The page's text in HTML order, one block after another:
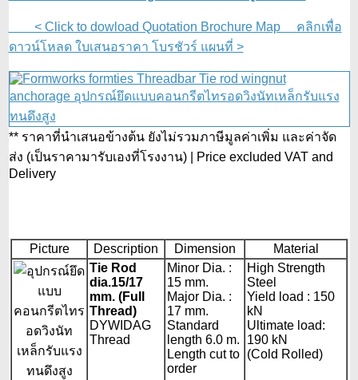
< Click to dowload Quotation Brochure Map คลิกเพื่อ
ดาวน์โหลด ใบเสนอราคา โบรชัวร์ แผนที่ >
** ราคาที่นำเสนอข้างต้น ยังไม่รวมภาษีมูลค่าเพิ่ม และค่าจัด
ส่ง (เป็นราคามารับเองที่โรงงาน) | Price excluded VAT and
Delivery
Picture Description Dimension
Material
Tie Rod
dia.15/17
mm. (Full
Thread)
DYWIDAG
Thread
Minor Dia. :
15 mm.
Major Dia. :
17 mm.
Standard
length 6.0 m.
Length cut to
order
High Strength
Steel
Yield load : 150
kN
Ultimate load:
190 kN
(Cold Rolled)